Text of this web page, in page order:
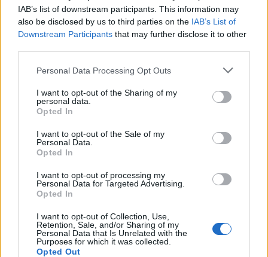
IAB’s list of downstream participants. This information may
also be disclosed by us to third parties on the IAB’s List of
Downstream Participants that may further disclose it to other
Personal Data Processing Opt Outs
I want to opt-out of the Sharing of my
personal data.
Opted In
I want to opt-out of the Sale of my
Personal Data.
Opted In
I want to opt-out of processing my
Personal Data for Targeted Advertising.
Opted In
I want to opt-out of Collection, Use,
Retention, Sale, and/or Sharing of my
Personal Data that Is Unrelated with the
Purposes for which it was collected.
Opted Out
Χρηματοδότηση 8 εκατ. ευρώ
Ξεκίνησε το πενταετές
Media: Με ενίσχυση 8 εκατ.
στήριξης- Κάλυψη εισφορών
IAB Hellas: Νέα Διοικούσα Επιτροπή και νέο Διοικητικό Συμβούλιο -
Πρόεδρος ο Γαληνός Γιαγλής
Νέο Audi A2 e-tron με στόχο
αποδοτικότητας